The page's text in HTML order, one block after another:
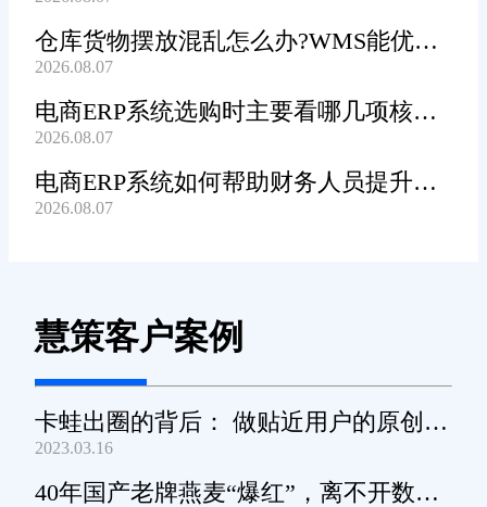
仓库货物摆放混乱怎么办?WMS能优化
货位吗?
2026.08.07
电商ERP系统选购时主要看哪几项核心
功能?
2026.08.07
电商ERP系统如何帮助财务人员提升对
账工作效率?
2026.08.07
慧策客户案例
卡蛙出圈的背后： 做贴近用户的原创小
家电
2023.03.16
40年国产老牌燕麦“爆红”，离不开数字